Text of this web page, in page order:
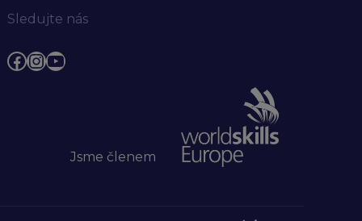
ČR
Sledujte nás
Facebook
Instagram
YouTube
Jsme členem